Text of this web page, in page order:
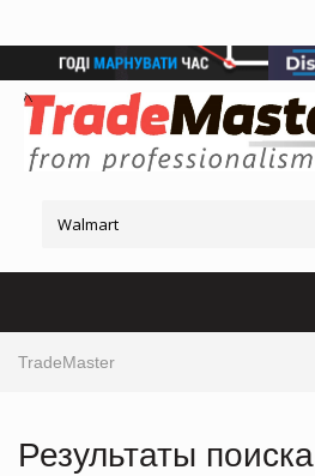
TradeMaster
Результаты поиска